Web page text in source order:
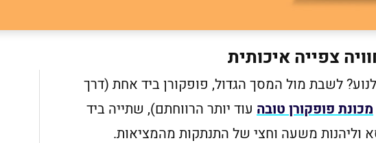
צפייה איכותית
לשבת מול המסך הגדול, פופקורן ביד אחת (דרך
מכונת פופקורן טובה עוד יותר הרווחתם), שתייה ביד
וליהנות משעה וחצי של התנתקות מהמציאות.